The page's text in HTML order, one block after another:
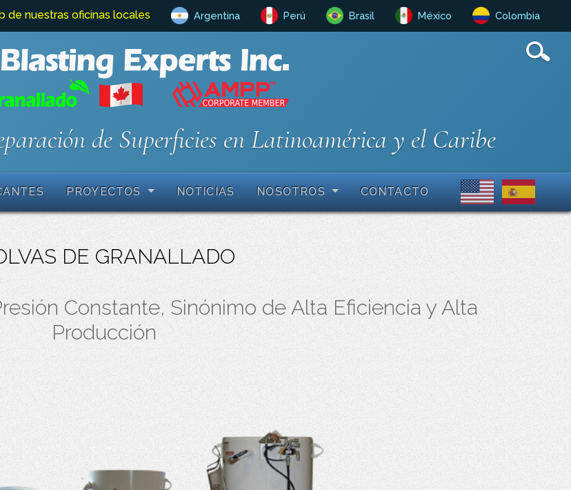
de nuestras oficinas locales Argentina Perú Brasil México Colombia
de Superficies en Latinoamérica y el Caribe
PROYECTOS NOTICIAS NOSOTROS CONTACTO
DE GRANALLADO
Constante, Sinónimo de Alta Eficiencia y Alta
Producción